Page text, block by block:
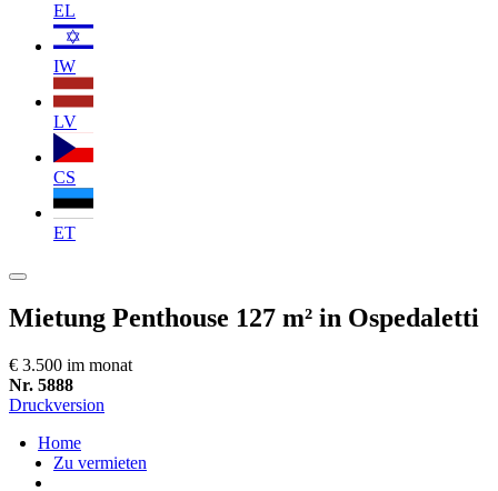
EL
IW
LV
CS
ET
Mietung Penthouse 127 m² in Ospedaletti
€ 3.500 im monat
Nr. 5888
Druckversion
Home
Zu vermieten